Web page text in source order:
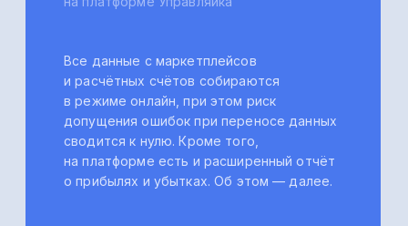
и сохранить прибыльность бизнеса,
селлеру необходимо своевременно
корректировать цены на товары,
например, при изменении суммы затрат
на производство, логистику или повышении
комиссий маркетплейсов. В то же время
селлеру надо учитывать и цены
конкурентов. Причём реагировать
на любые изменения нужно оперативно,
иначе селлер рискует тем, что его